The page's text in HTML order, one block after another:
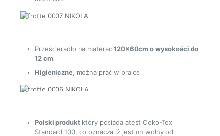
Prześcieradło na materac 120x60cm o wysokości do
12 cm
Higieniczne, można prać w pralce
Polski produktktóry posiada atest Oeko-Tex
Standard 100, co oznacza iż jest on wolny od